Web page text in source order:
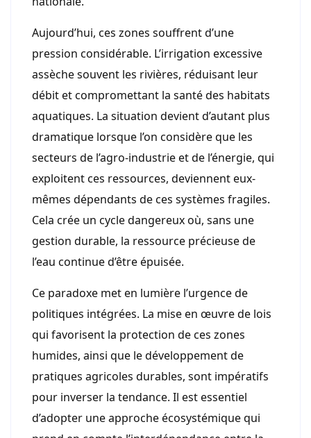
Aujourd’hui, ces zones souffrent d’une
pression considérable. L’irrigation excessive
assèche souvent les rivières, réduisant leur
débit et compromettant la santé des habitats
aquatiques. La situation devient d’autant plus
dramatique lorsque l’on considère que les
secteurs de l’agro-industrie et de l’énergie, qui
exploitent ces ressources, deviennent eux-
mêmes dépendants de ces systèmes fragiles.
Cela crée un cycle dangereux où, sans une
gestion durable, la ressource précieuse de
l’eau continue d’être épuisée.
Ce paradoxe met en lumière l’urgence de
politiques intégrées. La mise en œuvre de lois
qui favorisent la protection de ces zones
humides, ainsi que le développement de
pratiques agricoles durables, sont impératifs
pour inverser la tendance. Il est essentiel
d’adopter une approche écosystémique qui